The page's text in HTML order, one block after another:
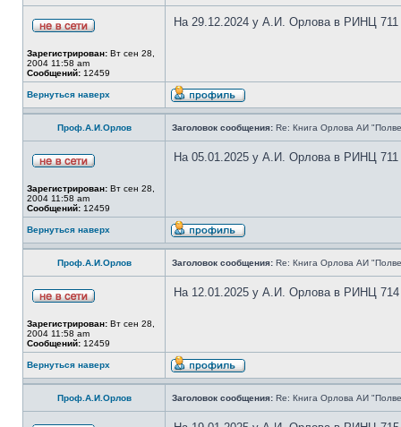
Зарегистрирован: Вт сен 28,
2004 11:58 am
Сообщений: 12459
На 29.12.2024 у А.И. Орлова в РИНЦ 711
Вернуться наверх
Проф.А.И.Орлов Заголовок сообщения: Re: Книга Орлова АИ
Зарегистрирован: Вт сен 28,
2004 11:58 am
Сообщений: 12459
На 05.01.2025 у А.И. Орлова в РИНЦ 711
Вернуться наверх
Проф.А.И.Орлов Заголовок сообщения: Re: Книга Орлова АИ
Зарегистрирован: Вт сен 28,
2004 11:58 am
Сообщений: 12459
На 12.01.2025 у А.И. Орлова в РИНЦ 714
Вернуться наверх
Проф.А.И.Орлов Заголовок сообщения: Re: Книга Орлова АИ